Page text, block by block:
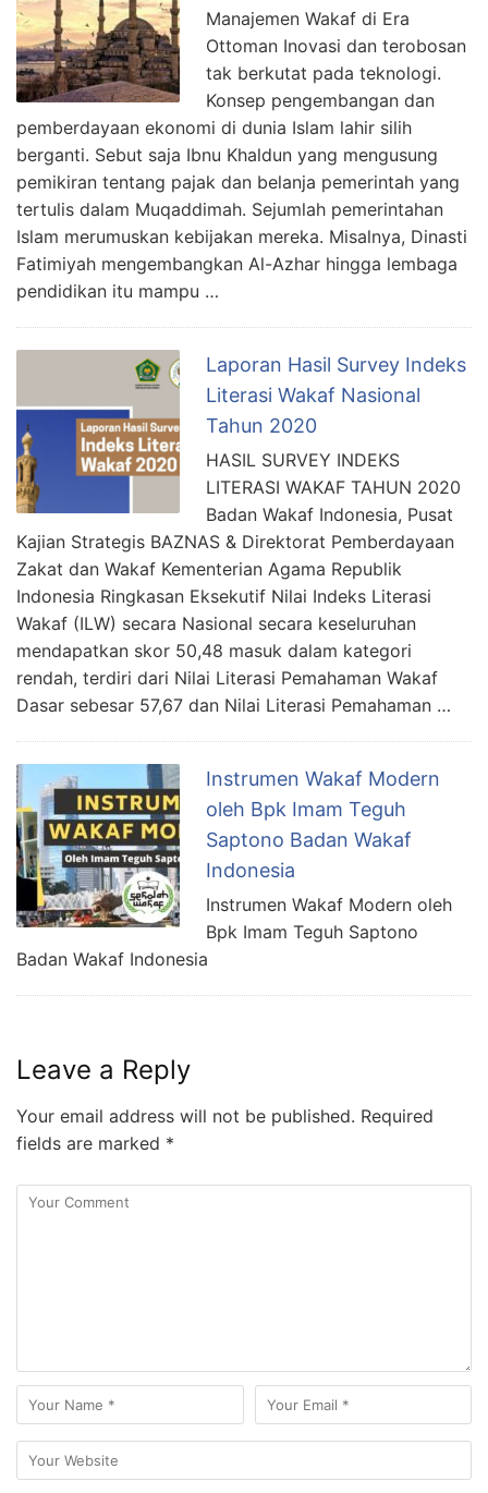
Karyono
Syahputera,SE.,S.IP.,M.PD.,M
M
Yurnalis Amri
Farhan Muhammad Fhri
Manajemen Wakaf di Era
Ottoman Inovasi dan terobosan
tak berkutat pada teknologi.
Konsep pengembangan dan
pemberdayaan ekonomi di dunia Islam lahir silih
berganti. Sebut saja Ibnu Khaldun yang mengusung
pemikiran tentang pajak dan belanja pemerintah yang
tertulis dalam Muqaddimah. Sejumlah pemerintahan
Islam merumuskan kebijakan mereka. Misalnya, Dinasti
Fatimiyah mengembangkan Al-Azhar hingga lembaga
pendidikan itu mampu …
Laporan Hasil Survey Indeks
Literasi Wakaf Nasional
Tahun 2020
HASIL SURVEY INDEKS
LITERASI WAKAF TAHUN 2020
Badan Wakaf Indonesia, Pusat
Kajian Strategis BAZNAS & Direktorat Pemberdayaan
Zakat dan Wakaf Kementerian Agama Republik
Indonesia Ringkasan Eksekutif Nilai Indeks Literasi
Wakaf (ILW) secara Nasional secara keseluruhan
mendapatkan skor 50,48 masuk dalam kategori
rendah, terdiri dari Nilai Literasi Pemahaman Wakaf
Dasar sebesar 57,67 dan Nilai Literasi Pemahaman …
Instrumen Wakaf Modern
oleh Bpk Imam Teguh
Saptono Badan Wakaf
Indonesia
Instrumen Wakaf Modern oleh
Bpk Imam Teguh Saptono
Badan Wakaf Indonesia
Leave a Reply
Your email address will not be published. Required
fields are marked *